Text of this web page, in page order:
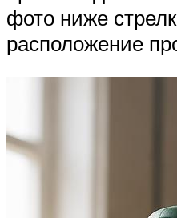
фото ниже
расположение